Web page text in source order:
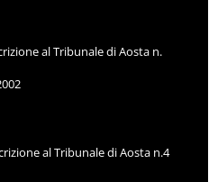
al Tribunale di Aosta n.
al Tribunale di Aosta n.4